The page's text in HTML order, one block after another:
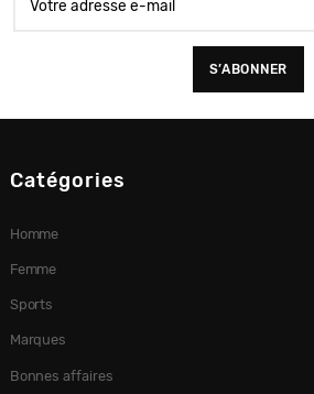
Catégories
Homme
Femme
Sports
Marques
Bonnes affaires